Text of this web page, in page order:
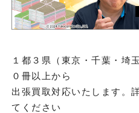
１都３県（東京・千葉・埼
０冊以上から
出張買取対応いたします。
てください